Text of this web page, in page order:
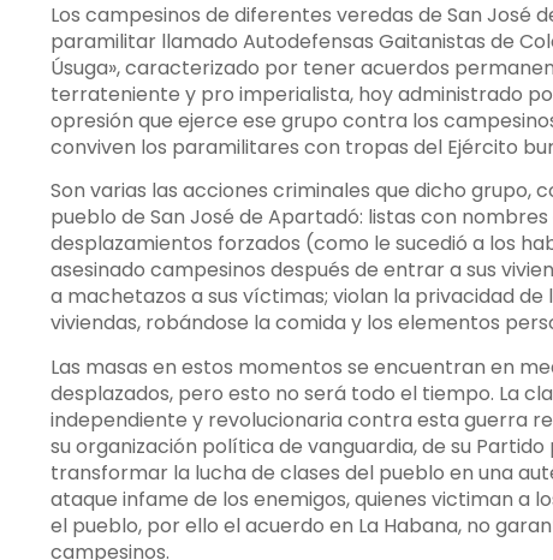
Los campesinos de diferentes veredas de San
paramilitar llamado Autodefensas Gaitanistas de
Úsuga», caracterizado por tener acuerdos
terrateniente y pro imperialista, hoy administrado
opresión que ejerce ese grupo contra los
conviven los paramilitares con tropas del Ejército
Son varias las acciones criminales que dicho grupo,
pueblo de San José de Apartadó: listas con
desplazamientos forzados (como le sucedió a los
asesinado campesinos después de entrar a sus
a machetazos a sus víctimas; violan la privacidad
viviendas, robándose la comida y los elementos
Las masas en estos momentos se encuentran en
desplazados, pero esto no será todo el tiempo. La
independiente y revolucionaria contra esta guerra
su organización política de vanguardia, de su
transformar la lucha de clases del pueblo en una
ataque infame de los enemigos, quienes victiman a
el pueblo, por ello el acuerdo en La Habana, no
campesinos.